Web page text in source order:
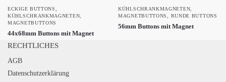
ECKIGE BUTTONS
KÜHLSCHRANKMAGNETEN
MAGNETBUTTONS
44x68mm Buttons mit Magnet
KÜHLSCHRANKMAGNETEN
MAGNETBUTTONS
RUNDE BUTTONS
56mm Buttons mit Magnet
RECHTLICHES
AGB
Datenschutzerklärung